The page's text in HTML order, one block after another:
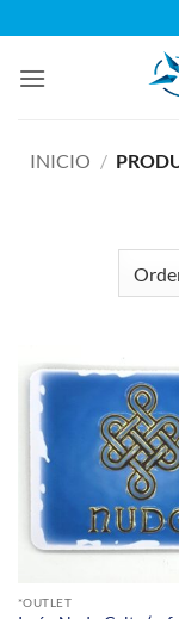
al
contenido
INICIO /
*OUTLET